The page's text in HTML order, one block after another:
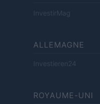
InvestirMag
ALLEMAGNE
Investieren24
ROYAUME-UNI